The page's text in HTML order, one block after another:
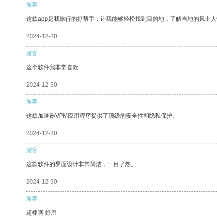
游客
这款app是我旅行的好帮手，让我能够轻松找到目的地，了解当地的风土
2024-12-30
游客
这个软件我非常喜欢
2024-12-30
游客
这款加速器VPM应用程序提供了顶级的安全性和隐私保护。
2024-12-30
游客
这款软件的界面设计非常简洁，一目了然。
2024-12-30
游客
超棒啊 好用